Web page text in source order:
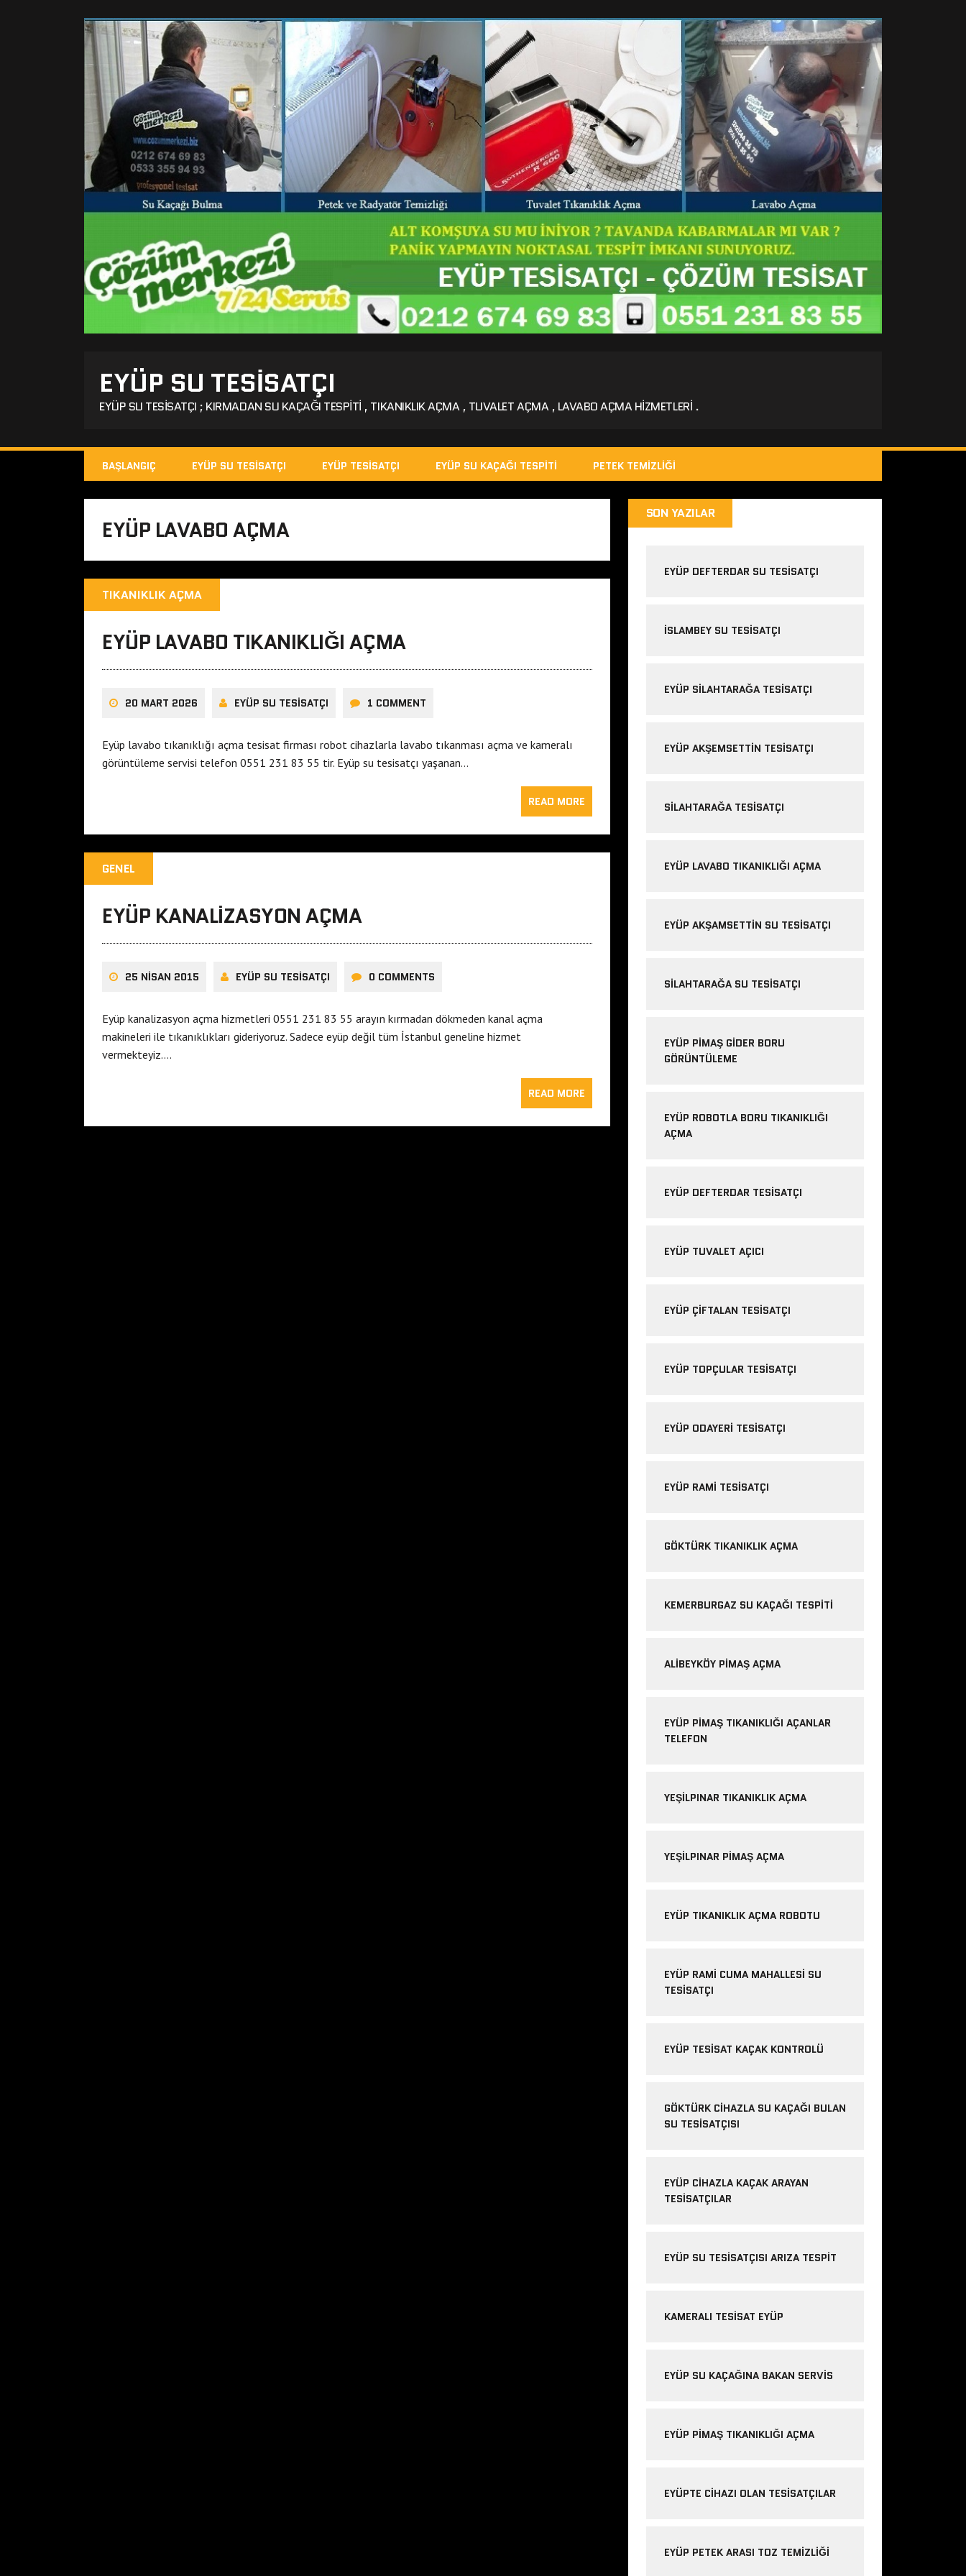
EYÜP SU TESISATÇI
EYÜP SU TESISATÇI ; KIRMADAN SU KAÇAĞI TESPITI , TIKANIKLIK AÇMA , TUVALET AÇMA , LAVABO AÇMA HIZMETLERI .
BAŞLANGIÇ EYÜP SU TESISATÇI EYÜP TESISATÇI EYÜP SU KAÇAĞI TESPITI PETEK TEMIZLIĞI
EYÜP LAVABO AÇMA
TIKANIKLIK AÇMA
EYÜP LAVABO TIKANIKLIĞI AÇMA
20 MART 2026 EYÜP SU TESISATÇI 1 COMMENT
Eyüp lavabo tıkanıklığı açma tesisat firması robot cihazlarla lavabo tıkanması açma ve kameralı
görüntüleme servisi telefon 0551 231 83 55 tir. Eyüp su tesisatçı yaşanan…
READ MORE
GENEL
EYÜP KANALIZASYON AÇMA
25 NISAN 2015 EYÜP SU TESISATÇI 0 COMMENTS
Eyüp kanalizasyon açma hizmetleri 0551 231 83 55 arayın kırmadan dökmeden kanal açma
makineleri ile tıkanıklıkları gideriyoruz. Sadece eyüp değil tüm İstanbul geneline hizmet
vermekteyiz….
READ MORE
SON YAZILAR
EYÜP DEFTERDAR SU TESISATÇI
İSLAMBEY SU TESISATÇI
EYÜP SILAHTARAĞA TESISATÇI
EYÜP AKŞEMSETTIN TESISATÇI
SILAHTARAĞA TESISATÇI
EYÜP LAVABO TIKANIKLIĞI AÇMA
EYÜP AKŞAMSETTIN SU TESISATÇI
SILAHTARAĞA SU TESISATÇI
EYÜP PIMAŞ GIDER BORU
GÖRÜNTÜLEME
EYÜP ROBOTLA BORU TIKANIKLIĞI
AÇMA
EYÜP DEFTERDAR TESISATÇI
EYÜP TUVALET AÇICI
EYÜP ÇIFTALAN TESISATÇI
EYÜP TOPÇULAR TESISATÇI
EYÜP ODAYERI TESISATÇI
EYÜP RAMI TESISATÇI
GÖKTÜRK TIKANIKLIK AÇMA
KEMERBURGAZ SU KAÇAĞI TESPITI
ALIBEYKÖY PIMAŞ AÇMA
EYÜP PIMAŞ TIKANIKLIĞI AÇANLAR
TELEFON
YEŞILPINAR TIKANIKLIK AÇMA
YEŞILPINAR PIMAŞ AÇMA
EYÜP TIKANIKLIK AÇMA ROBOTU
EYÜP RAMI CUMA MAHALLESI SU
TESISATÇI
EYÜP TESISAT KAÇAK KONTROLÜ
GÖKTÜRK CIHAZLA SU KAÇAĞI BULAN
SU TESISATÇISI
EYÜP CIHAZLA KAÇAK ARAYAN
TESISATÇILAR
EYÜP SU TESISATÇISI ARIZA TESPIT
KAMERALI TESISAT EYÜP
EYÜP SU KAÇAĞINA BAKAN SERVIS
EYÜP PIMAŞ TIKANIKLIĞI AÇMA
EYÜPTE CIHAZI OLAN TESISATÇILAR
EYÜP PETEK ARASI TOZ TEMIZLIĞI